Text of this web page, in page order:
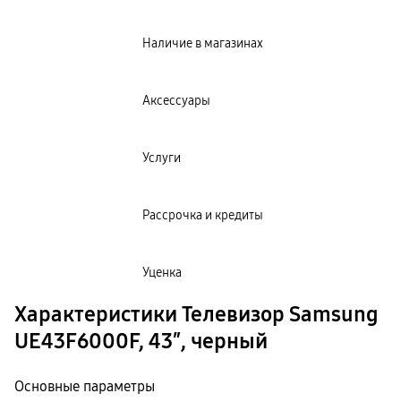
Наличие в магазинах
Аксессуары
Услуги
Рассрочка и кредиты
Уценка
Характеристики Телевизор Samsung
UE43F6000F, 43″, черный
Основные параметры